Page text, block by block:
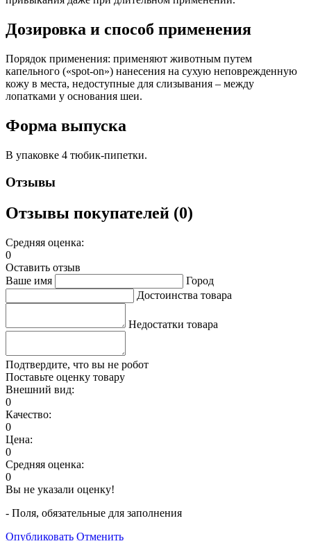
Дозировка и способ применения
Порядок применения: применяют животным путем
капельного («spot-on») нанесения на сухую неповрежденную
кожу в места, недоступные для слизывания – между
лопатками у основания шеи.
Форма выпуска
В упаковке 4 тюбик-пипетки.
Отзывы
Отзывы покупателей (0)
Средняя оценка:
0
Оставить отзыв
Ваше имя
Город
Достоинства товара
Недостатки товара
Подтвердите, что вы не робот
Поставьте оценку товару
Внешний вид:
0
Качество:
0
Цена:
0
Средняя оценка:
0
Вы не указали оценку!
- Поля, обязательные для заполнения
Опубликовать Отменить